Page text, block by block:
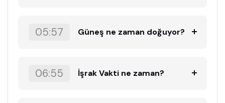
05:57 Güneş ne zaman doğuyor?
06:55 İşrak Vakti ne zaman?